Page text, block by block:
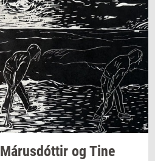
Márusdóttir og Tine